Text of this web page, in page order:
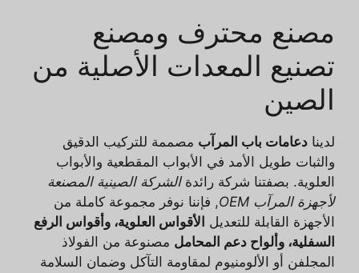
مصنع محترف ومصنع
تصنيع المعدات الأصلية من
الصين
لدينا دعامات باب المرآب مصممة للتركيب الدقيق
والثبات طويل الأمد في الأبواب المقطعية والأبواب
العلوية. بصفتنا شركة رائدةالشركة الصينية المصنعة
لأجهزة المرآب OEM
, فإننا نوفر مجموعة كاملة من
الأجهزة القابلة للتعديل الأقواس العلوية، وأقواس الرفع
السفلية، وألواح دعم المحامل مصنوعة من الفولاذ
المجلفن أو الألومنيوم لمقاومة التآكل وضمان السلامة